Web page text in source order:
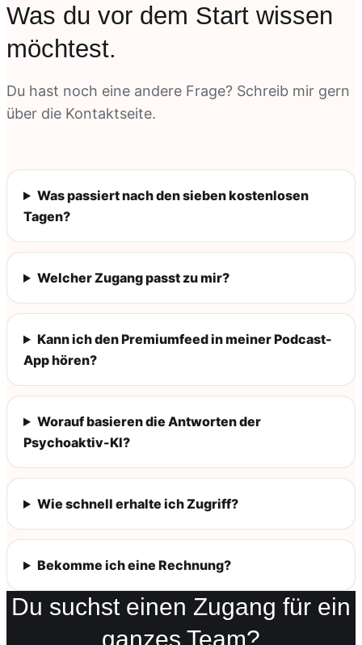
Was du vor dem Start wissen
möchtest.
Du hast noch eine andere Frage? Schreib mir gern
über die Kontaktseite.
Was passiert nach den sieben kostenlosen
Tagen?
Welcher Zugang passt zu mir?
Kann ich den Premiumfeed in meiner Podcast-
App hören?
Worauf basieren die Antworten der
Psychoaktiv-KI?
Wie schnell erhalte ich Zugriff?
Bekomme ich eine Rechnung?
Du suchst einen Zugang für ein
ganzes Team?